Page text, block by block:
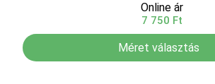
Online ár
7 750 Ft
Méret választás